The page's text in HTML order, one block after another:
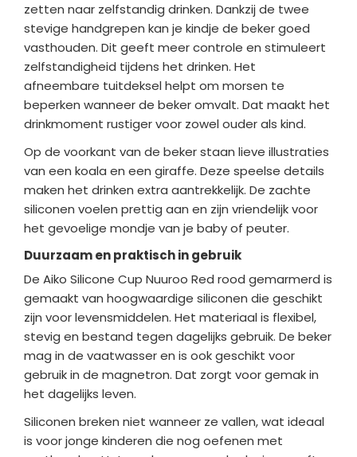
zetten naar zelfstandig drinken. Dankzij de twee
stevige handgrepen kan je kindje de beker goed
vasthouden. Dit geeft meer controle en stimuleert
zelfstandigheid tijdens het drinken. Het
afneembare tuitdeksel helpt om morsen te
beperken wanneer de beker omvalt. Dat maakt het
drinkmoment rustiger voor zowel ouder als kind.
Op de voorkant van de beker staan lieve illustraties
van een koala en een giraffe. Deze speelse details
maken het drinken extra aantrekkelijk. De zachte
siliconen voelen prettig aan en zijn vriendelijk voor
het gevoelige mondje van je baby of peuter.
Duurzaam en praktisch in gebruik
De Aiko Silicone Cup Nuuroo Red rood gemarmerd is
gemaakt van hoogwaardige siliconen die geschikt
zijn voor levensmiddelen. Het materiaal is flexibel,
stevig en bestand tegen dagelijks gebruik. De beker
mag in de vaatwasser en is ook geschikt voor
gebruik in de magnetron. Dat zorgt voor gemak in
het dagelijks leven.
Siliconen breken niet wanneer ze vallen, wat ideaal
is voor jonge kinderen die nog oefenen met